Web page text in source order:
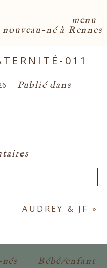
menu
né à Rennes
011
Publié dans
publié ou partagé.
AUDREY & JF »
Bébé/enfant